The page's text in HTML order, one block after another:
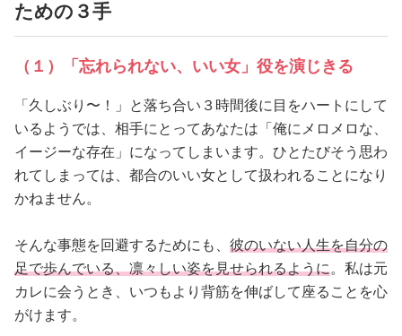
ための３手
（１）「忘れられない、いい女」役を演じきる
「久しぶり〜！」と落ち合い３時間後に目をハートにして
いるようでは、相手にとってあなたは「俺にメロメロな、
イージーな存在」になってしまいます。ひとたびそう思わ
れてしまっては、都合のいい女として扱われることになり
かねません。
そんな事態を回避するためにも、 彼のいない人生を自分の
足で歩んでいる、凛々しい姿を見せられるように。私は元
カレに会うとき、いつもより背筋を伸ばして座ることを心
がけます。